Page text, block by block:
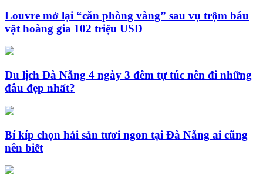
Louvre mở lại “căn phòng vàng” sau vụ trộm báu
vật hoàng gia 102 triệu USD
Du lịch Đà Nẵng 4 ngày 3 đêm tự túc nên đi những
đâu đẹp nhất?
Bí kíp chọn hải sản tươi ngon tại Đà Nẵng ai cũng
nên biết